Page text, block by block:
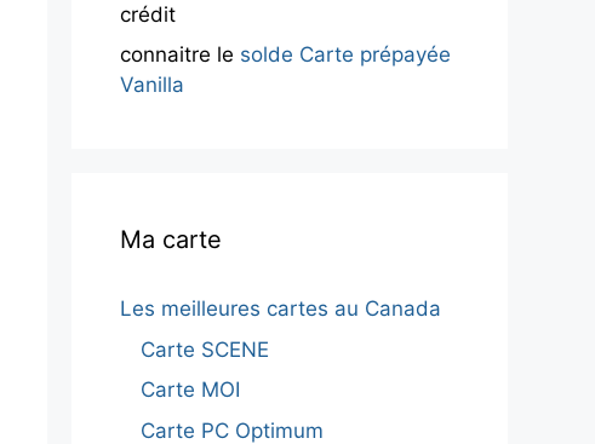
crédit
connaitre le solde Carte prépayée
Vanilla
Ma carte
Les meilleures cartes au Canada
Carte SCENE
Carte MOI
Carte PC Optimum